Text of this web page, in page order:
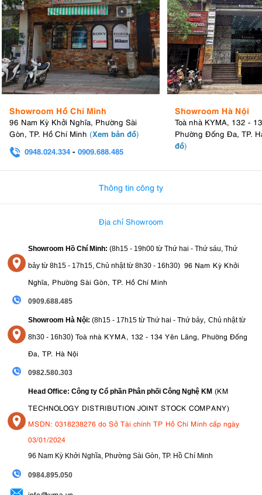
Showroom Hồ Chí Minh
96 Nam Kỳ Khởi Nghĩa, Phường Sài
Gòn, TP. Hồ Chí Minh (Xem bản đồ)
0948.024.334 - 0909.688.485
Showroom Hà Nội
Toà nhà KYMA, 132 -
Phường Đống Đa, TP.
đồ)
Thông tin công ty
Địa chỉ Showroom
Showroom Hồ Chí Minh: (8h15 - 19h00 từ Thứ hai - Thứ sáu, Thứ
bảy từ 8h15 - 17h15, Chủ nhật từ 8h30 - 16h30) 96 Nam Kỳ Khởi
Nghĩa, Phường Sài Gòn, TP. Hồ Chí Minh
0909.688.485
Showroom Hà Nội: (8h15 - 17h15 từ Thứ hai - Thứ bảy, Chủ nhật từ
8h30 - 16h30) Toà nhà KYMA, 132 - 134 Yên Lãng, Phường Đống
Đa, TP. Hà Nội
0982.580.303
Head Office: Công ty Cổ phần Phân phối Công Nghệ KM (KM
TECHNOLOGY DISTRIBUTION JOINT STOCK COMPANY)
MSDN: 0318238276 do Sở Tài chính TP Hồ Chí Minh cấp ngày
03/01/2024
96 Nam Kỳ Khởi Nghĩa, Phường Sài Gòn, TP. Hồ Chí Minh
0984.895.050